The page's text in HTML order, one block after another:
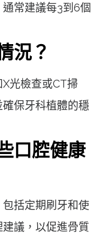
常建議每3到6個
況？
光檢查或CT掃
保牙科植體的穩
口腔健康
括定期刷牙和使
議，以促進骨質